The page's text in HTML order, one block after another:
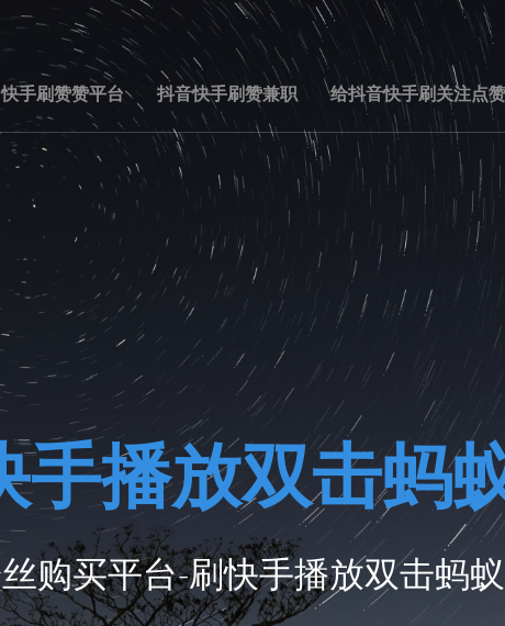
快手刷赞赞平台 抖音快手刷赞兼职 给抖音快手刷关注点
手播放双击蚂
购买平台-刷快手播放双击蚂